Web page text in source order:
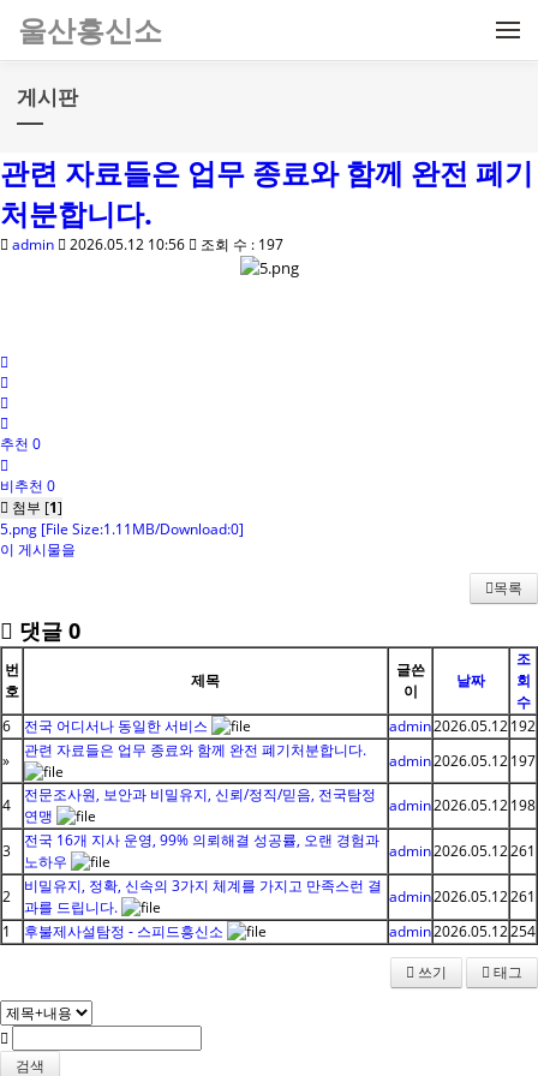
울산흥신소
게시판
관련 자료들은 업무 종료와 함께 완전 폐기
처분합니다.
admin 2026.05.12 10:56 조회 수 : 197
추천 0
비추천 0
첨부 [1]
5.png [File Size:1.11MB/Download:0]
이 게시물을
목록
댓글 0
번
호
제목
글쓴
이
날짜
조
회
수
6
전국 어디서나 동일한 서비스 admin2026.05.12192
»
관련 자료들은 업무 종료와 함께 완전 폐기처분합니다.
admin2026.05.12197
4
전문조사원, 보안과 비밀유지, 신뢰/정직/믿음, 전국탐정
연맹
admin2026.05.12198
3
전국 16개 지사 운영, 99% 의뢰해결 성공률, 오랜 경험과
노하우
admin2026.05.12261
2
비밀유지, 정확, 신속의 3가지 체계를 가지고 만족스런 결
과를 드립니다.
admin2026.05.12261
1
후불제사설탐정 - 스피드흥신소 admin2026.05.12254
쓰기
태그
검색